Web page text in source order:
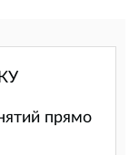
прямо